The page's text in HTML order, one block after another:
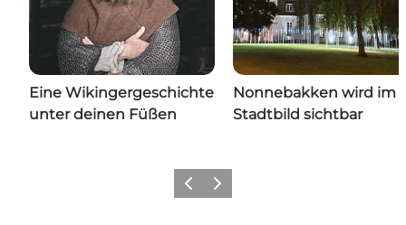
Eine Wikingergeschichte
unter deinen Füßen
Nonnebakken wird im
Stadtbild sichtbar
ZurückWeiter